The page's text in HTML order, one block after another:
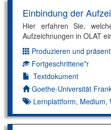
Einbindung der
Hier erfahren Sie,
Aufzeichnungen in OLAT
Dimension:
Produzieren und
Kompetenzniveau:
Fortgeschrittene*r
Textdokument
Autor*in:
Goethe-Universität
Lernplattform, Medium,